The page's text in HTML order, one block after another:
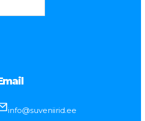
info@suveniirid.ee